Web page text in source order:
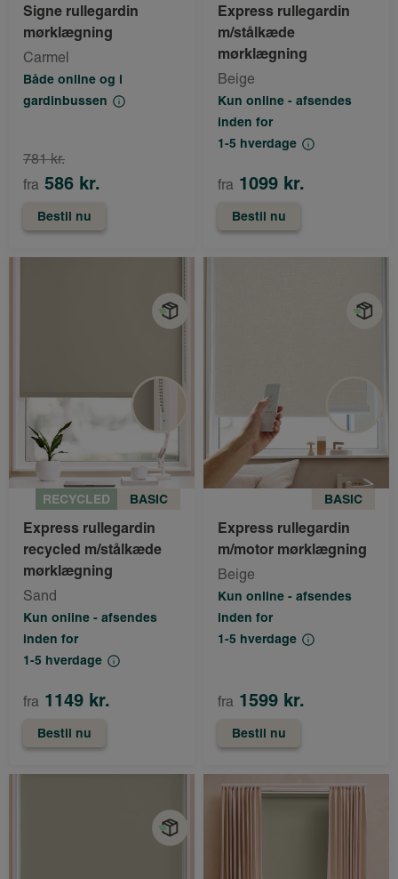
Signe rullegardin
mørklægning
Carmel
Både online og i
gardinbussen
fra 586 kr.
781 kr.
Bestil nu
Express rullegardin
m/stålkæde
mørklægning
Beige
Kun online - afsendes
inden for
1-5 hverdage
fra 1099 kr.
Bestil nu
RECYCLED BASIC
Express rullegardin
recycled m/stålkæde
mørklægning
Sand
Kun online - afsendes
inden for
1-5 hverdage
fra 1149 kr.
Bestil nu
BASIC
Express rullegardin
m/motor mørklægning
Beige
Kun online - afsendes
inden for
1-5 hverdage
fra 1599 kr.
Bestil nu